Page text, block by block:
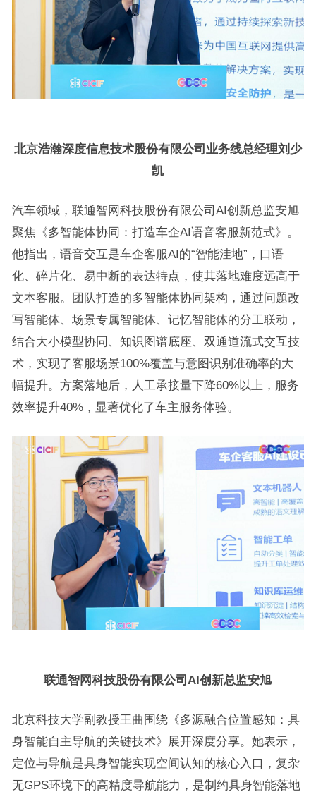
北京浩瀚深度信息技术股份有限公司业务线总经理刘少
凯
汽车领域，联通智网科技股份有限公司AI创新总监安旭
聚焦《多智能体协同：打造车企AI语音客服新范式》。
他指出，语音交互是车企客服AI的“智能洼地”，口语
化、碎片化、易中断的表达特点，使其落地难度远高于
文本客服。团队打造的多智能体协同架构，通过问题改
写智能体、场景专属智能体、记忆智能体的分工联动，
结合大小模型协同、知识图谱底座、双通道流式交互技
术，实现了客服场景100%覆盖与意图识别准确率的大
幅提升。方案落地后，人工承接量下降60%以上，服务
效率提升40%，显著优化了车主服务体验。
联通智网科技股份有限公司AI创新总监安旭
北京科技大学副教授王曲围绕《多源融合位置感知：具
身智能自主导航的关键技术》展开深度分享。她表示，
定位与导航是具身智能实现空间认知的核心入口，复杂
无GPS环境下的高精度导航能力，是制约具身智能落地